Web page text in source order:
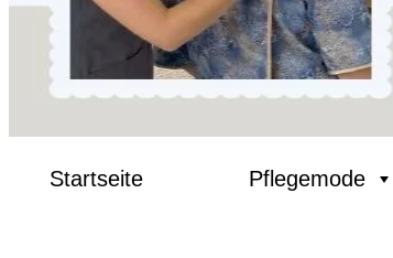
Startseite Pflegemode